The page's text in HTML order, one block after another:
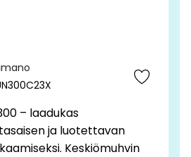
– laadukas
ja luotettavan
Keskiömuhvin